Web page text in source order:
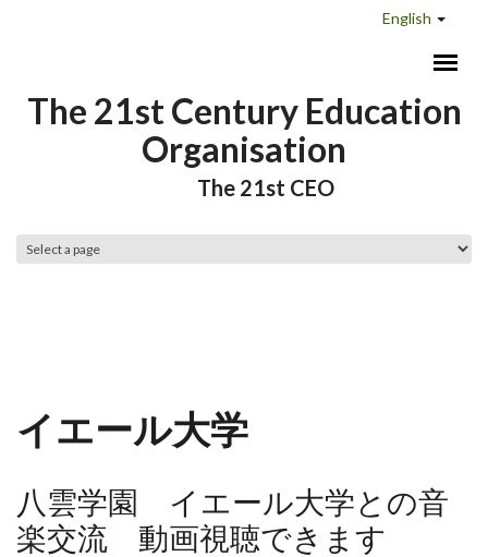
English
The 21st Century Education
Organisation
The 21st CEO
イエール大学
八雲学園 イエール大学との音
楽交流 動画視聴できます